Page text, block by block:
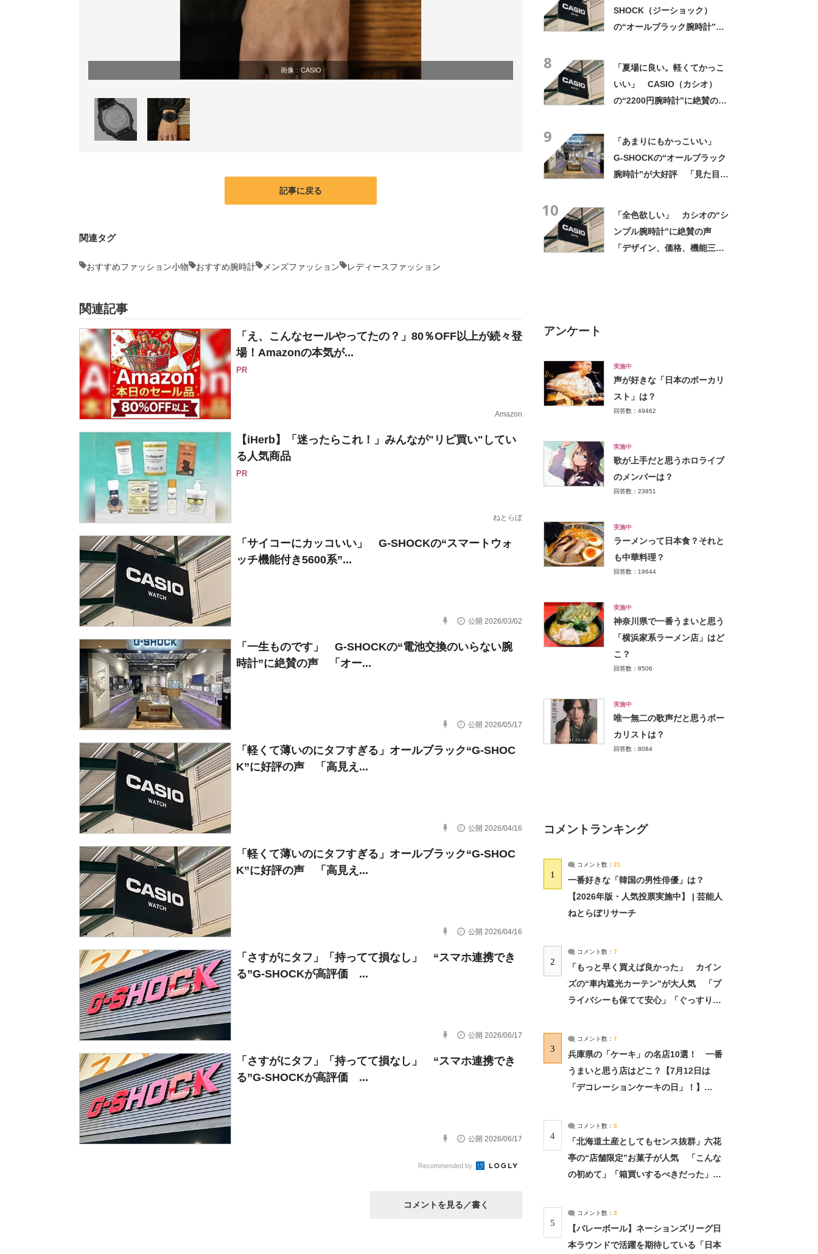
画像： CASIO
記事に戻る
関連タグ
おすすめファッション小物 おすすめ腕時計 メンズファッション レディースファッション
関連記事
「え、こんなセールやってたの？」80％OFF以上が続々登
場！Amazonの本気が...
PR
Amazon
【iHerb】「迷ったらこれ！」みんなが"リピ買い"してい
る人気商品
PR
ねとらぼ
「サイコーにカッコいい」 G-SHOCKの“スマートウォ
ッチ機能付き5600系”...
公開 2026/03/02
「一生ものです」 G-SHOCKの“電池交換のいらない腕
時計”に絶賛の声 「オー...
公開 2026/05/17
「軽くて薄いのにタフすぎる」オールブラック“G-SHOC
K”に好評の声 「高見え...
公開 2026/04/16
「軽くて薄いのにタフすぎる」オールブラック“G-SHOC
K”に好評の声 「高見え...
公開 2026/04/16
「さすがにタフ」「持ってて損なし」 “スマホ連携でき
る”G-SHOCKが高評価 ...
公開 2026/06/17
「さすがにタフ」「持ってて損なし」 “スマホ連携でき
る”G-SHOCKが高評価 ...
公開 2026/06/17
Recommended by
コメントを見る／書く
SHOCK（ジーショック）
の“オールブラック腕時計”が
8
「夏場に良い。軽くてかっこ
いい」 CASIO（カシオ）
の“2200円腕時計”に絶賛の
9
「あまりにもかっこいい」
G-SHOCKの“オールブラック
腕時計”が大好評 「見た目以
10
「全色欲しい」 カシオの“シ
ンプル腕時計”に絶賛の声
「デザイン、価格、機能三拍
アンケート
実施中
声が好きな「日本のボーカリ
スト」は？
回答数：49462
実施中
歌が上手だと思うホロライブ
のメンバーは？
回答数：23851
実施中
ラーメンって日本食？それと
も中華料理？
回答数：19644
実施中
神奈川県で一番うまいと思う
「横浜家系ラーメン店」はど
こ？
回答数：8506
実施中
唯一無二の歌声だと思うボー
カリストは？
回答数：8084
コメントランキング
1
コメント数： 21
一番好きな「韓国の男性俳優」は？
【2026年版・人気投票実施中】 | 芸能人
ねとらぼリサーチ
2
コメント数： 7
「もっと早く買えば良かった」 カイン
ズの“車内遮光カーテン”が大人気 「プ
ライバシーも保てて安心」「ぐっすり眠
3
コメント数： 7
兵庫県の「ケーキ」の名店10選！ 一番
うまいと思う店はどこ？【7月12日は
「デコレーションケーキの日」！】
4
コメント数： 5
「北海道土産としてもセンス抜群」六花
亭の“店舗限定”お菓子が人気 「こんな
の初めて」「箱買いするべきだった」
5
コメント数： 3
【バレーボール】ネーションズリーグ日
本ラウンドで活躍を期待している「日本